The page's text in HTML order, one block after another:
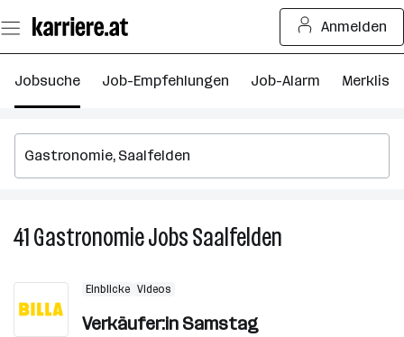
Seiteninhalt
springen
Anmelden
Jobsuche Job-Empfehlungen Job-Alarm Merkliste
41GastronomieJobsSaalfelden
Einblicke Videos
Verkäufer:in Samstag